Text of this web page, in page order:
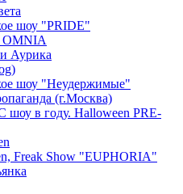
шоу "PRIDE"
OMNIA
Аурика
шоу "Неудержимые"
(г.Москва)
в году. Halloween PRE-
Freak Show "EUPHORIA"